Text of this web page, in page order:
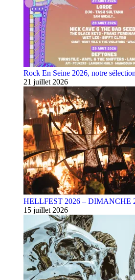
Rock En Seine 2026, notre sélection
21 juillet 2026
HELLFEST 2026 – DIMANCHE
15 juillet 2026